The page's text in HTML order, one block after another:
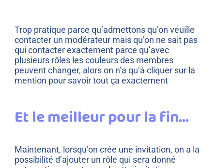
Trop pratique parce qu’admettons qu’on veuille
contacter un modérateur mais qu’on ne sait pas
qui contacter exactement parce qu’avec
plusieurs rôles les couleurs des membres
peuvent changer, alors on n’a qu’à cliquer sur la
mention pour savoir tout ça exactement
Et le meilleur pour la fin…
Maintenant, lorsqu’on crée une invitation, on a la
possibilité d’ajouter un rôle qui sera donné